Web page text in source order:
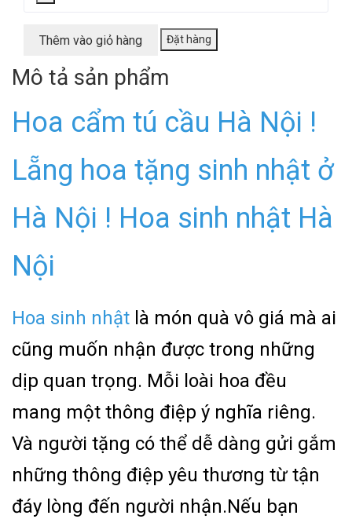
Thêm vào giỏ hàng Đặt hàng
Mô tả sản phẩm
Hoa cẩm tú cầu Hà Nội !
Lẵng hoa tặng sinh nhật ở
Hà Nội ! Hoa sinh nhật Hà
Nội
Hoa sinh nhật là món quà vô giá mà ai
cũng muốn nhận được trong những
dịp quan trọng. Mỗi loài hoa đều
mang một thông điệp ý nghĩa riêng.
Và người tặng có thể dễ dàng gửi gắm
những thông điệp yêu thương từ tận
đáy lòng đến người nhận.Nếu bạn